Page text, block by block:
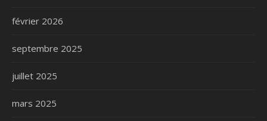
février 2026
septembre 2025
juillet 2025
mars 2025